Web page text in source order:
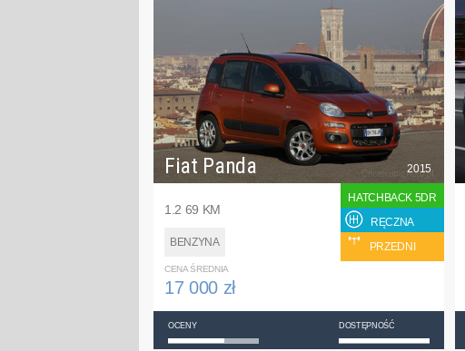
Fiat Panda
1.2 69 KM
BENZYNA
2015
HATCHBACK 5DR
RĘCZNA
PRZEDNI
CENA ŚREDNIA
17 000 zł
OCENY DOSTĘPNOŚĆ